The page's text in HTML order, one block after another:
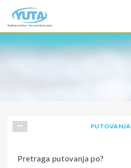
PUTOVANJA
Pretraga putovanja po?